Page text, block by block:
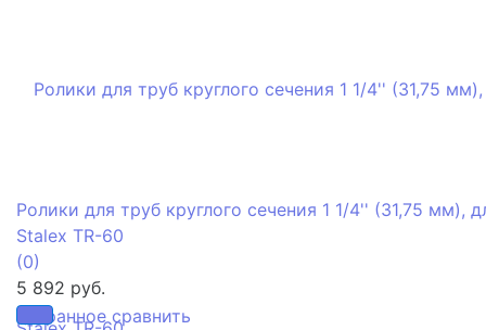
избранное сравнить
Ролики для труб круглого сечения 1 1/4'' (31,75 мм),
Stalex TR-60
(0)
5 892 руб.